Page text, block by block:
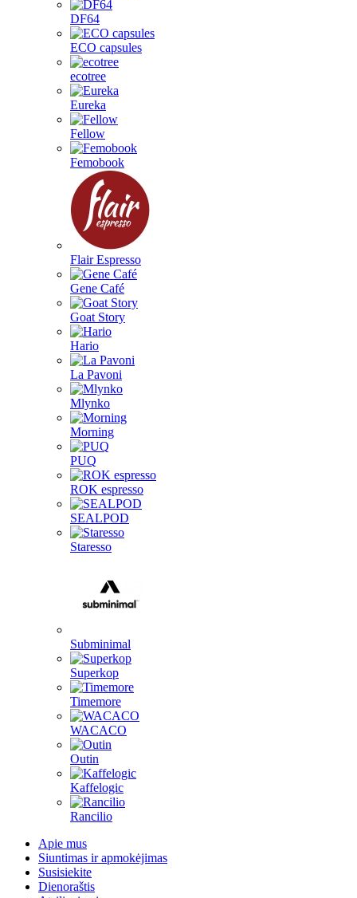
DF64
ECO capsules
ecotree
Eureka
Fellow
Femobook
Flair Espresso
Gene Café
Goat Story
Hario
La Pavoni
Mlynko
Morning
PUQ
ROK espresso
SEALPOD
Staresso
Subminimal
Superkop
Timemore
WACACO
Outin
Kaffelogic
Rancilio
Apie mus
Siuntimas ir apmokėjimas
Susisiekite
Dienoraštis